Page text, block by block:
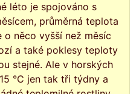
léto je spojováno s
průměrná teplota
o něco vyšší než měsíc
a také poklesy teploty
stejné. Ale v horských
°C jen tak tři týdny a